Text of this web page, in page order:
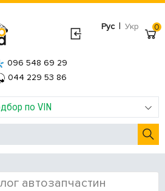
Рус | Укр
по VIN
096 548 69 29
044 229 53 86
0
автозапчастин